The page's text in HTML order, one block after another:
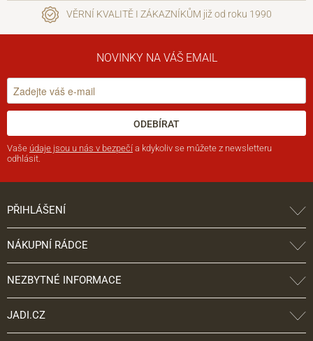
VĚRNÍ KVALITĚ I ZÁKAZNÍKŮM již od roku 1990
NOVINKY NA VÁŠ EMAIL
ODEBÍRAT
Vaše údaje jsou u nás v bezpečí a kdykoliv se můžete z newsletteru
odhlásit.
PŘIHLÁŠENÍ
NÁKUPNÍ RÁDCE
NEZBYTNÉ INFORMACE
JADI.CZ